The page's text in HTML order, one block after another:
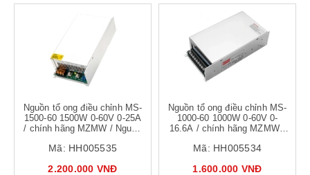
Nguồn tổ ong điều chỉnh MS-
1500-60 1500W 0-60V 0-25A
/ chính hãng MZMW / Nguồn
Mã: HH005535
2.200.000 VNĐ
Nguồn tổ ong điều chỉnh MS-
1000-60 1000W 0-60V 0-
16.6A / chính hãng MZMW /
Mã: HH005534
1.600.000 VNĐ